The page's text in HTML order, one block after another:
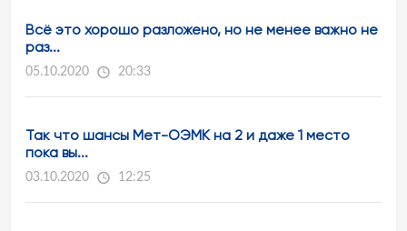
Всё это хорошо разложено, но не менее важно не
раз...
05.10.2020 20:33
Так что шансы Мет-ОЭМК на 2 и даже 1 место
пока вы...
03.10.2020 12:25